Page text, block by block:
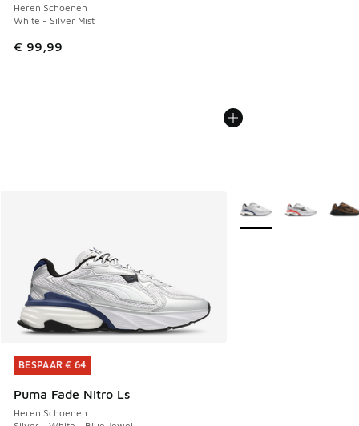
Heren Schoenen
White - Silver Mist
€ 99,99
BESPAAR € 64
Puma Fade Nitro Ls
Heren Schoenen
BESPAAR € 64
Meer kleuren